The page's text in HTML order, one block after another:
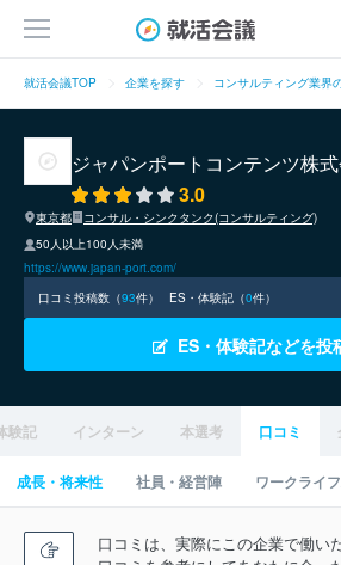
就活会議TOP 企業を探す コンサルティング業界
ジャパンポートコンテンツ株
3.0
東京都
コンサル・シンクタンク(コンサルティング)
50人以上100人未満
https://www.japan-port.com/
口コミ投稿数（93件） ES・体験記（0件）
ES・体験記などを投
験記 インターン 本選考 口コミ
成長・将来性 社員・経営陣 ワークライ
口コミは、実際にこの企業で働い